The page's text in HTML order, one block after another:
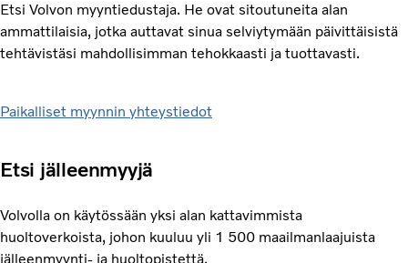
Etsi Volvon myyntiedustaja. He ovat sitoutuneita alan
ammattilaisia, jotka auttavat sinua selviytymään päivittäisistä
tehtävistäsi mahdollisimman tehokkaasti ja tuottavasti.
Paikalliset myynnin yhteystiedot
Etsi jälleenmyyjä
Volvolla on käytössään yksi alan kattavimmista
huoltoverkoista, johon kuuluu yli 1 500 maailmanlaajuista
jälleenmyynti- ja huoltopistettä.